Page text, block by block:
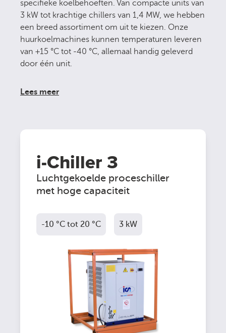
specifieke koelbehoeften. Van compacte units van
3 kW tot krachtige chillers van 1,4 MW, we hebben
een breed assortiment om uit te kiezen. Onze
huurkoelmachines kunnen temperaturen leveren
van +15 °C tot -40 °C, allemaal handig geleverd
door één unit.
Lees meer
i-Chiller 3
Luchtgekoelde proceschiller
met hoge capaciteit
-10 °C tot 20 °C 3 kW